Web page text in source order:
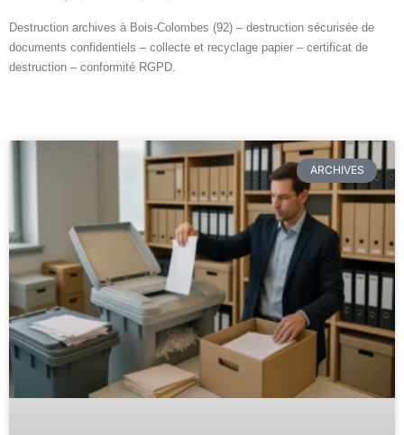
Destruction archives à Bois-Colombes (92) – destruction sécurisée de
documents confidentiels – collecte et recyclage papier – certificat de
destruction – conformité RGPD.
ARCHIVES